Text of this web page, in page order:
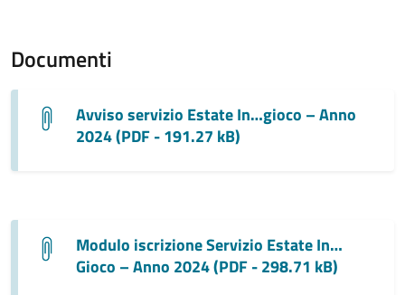
Documenti
Avviso servizio Estate In…gioco – Anno
2024 (PDF - 191.27 kB)
Modulo iscrizione Servizio Estate In…
Gioco – Anno 2024 (PDF - 298.71 kB)